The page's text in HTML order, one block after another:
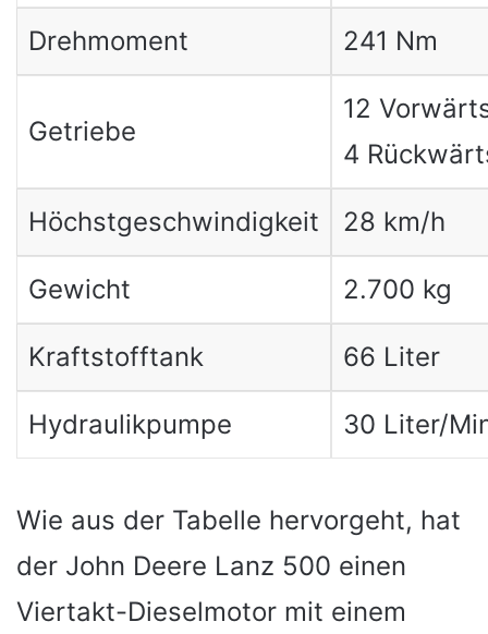
Drehmoment 241 Nm
Getriebe
12
4
Höchstgeschwindigkeit 28 km/h
Gewicht 2.700 kg
Kraftstofftank 66 Liter
Hydraulikpumpe 30 Liter/
Wie aus der Tabelle hervorgeht, hat
der John Deere Lanz 500 einen
Viertakt-Dieselmotor mit einem